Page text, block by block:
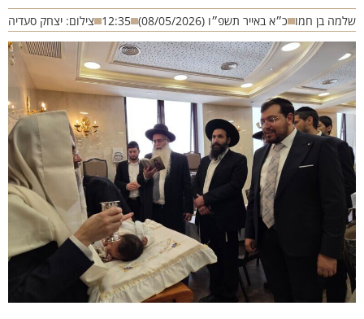
בן חמו כ״א באייר תשפ״ו (08/05/2026) 12:35 צילום: יצחק סעדיה